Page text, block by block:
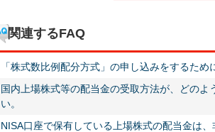
関連するFAQ
「株式数比例配分方式」の申し込みをするため
国内上場株式等の配当金の受取方法が、どの
い。
NISA口座で保有している上場株式の配当金は、